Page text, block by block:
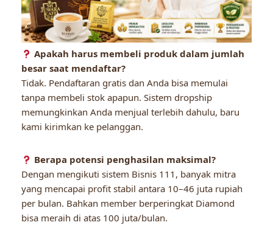
Apakah harus membeli produk dalam jumlah
besar saat mendaftar?
Tidak. Pendaftaran gratis dan Anda bisa memulai
tanpa membeli stok apapun. Sistem dropship
memungkinkan Anda menjual terlebih dahulu, baru
kami kirimkan ke pelanggan.
Berapa potensi penghasilan maksimal?
Dengan mengikuti sistem Bisnis 111, banyak mitra
yang mencapai profit stabil antara 10–46 juta rupiah
per bulan. Bahkan member berperingkat Diamond
bisa meraih di atas 100 juta/bulan.